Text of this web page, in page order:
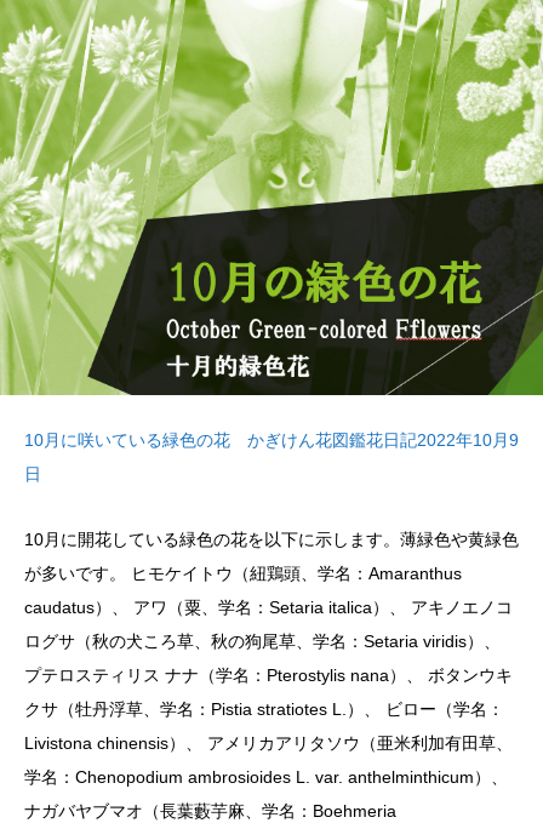
10月に咲いている緑色の花 かぎけん花図鑑花日記2022年10月9
日
10月に開花している緑色の花を以下に示します。薄緑色や黄緑色
が多いです。 ヒモケイトウ（紐鶏頭、学名：Amaranthus
caudatus）、 アワ（粟、学名：Setaria italica）、 アキノエノコ
ログサ（秋の犬ころ草、秋の狗尾草、学名：Setaria viridis）、
プテロスティリス ナナ（学名：Pterostylis nana）、 ボタンウキ
クサ（牡丹浮草、学名：Pistia stratiotes L.）、 ビロー（学名：
Livistona chinensis）、 アメリカアリタソウ（亜米利加有田草、
学名：Chenopodium ambrosioides L. var. anthelminthicum）、
ナガバヤブマオ（長葉藪芋麻、学名：Boehmeria